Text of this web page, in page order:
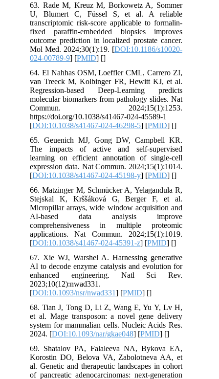
63. Rade M, Kreuz M, Borkowetz A, Sommer
U, Blumert C, Füssel S, et al. A reliable
transcriptomic risk-score applicable to formalin-
fixed paraffin-embedded biopsies improves
outcome prediction in localized prostate cancer.
Mol Med. 2024;30(1):19. [DOI:10.1186/s10020-
024-00789-9] [PMID] [
64. El Nahhas OSM, Loeffler CML, Carrero ZI,
van Treeck M, Kolbinger FR, Hewitt KJ, et al.
Regression-based Deep-Learning predicts
molecular biomarkers from pathology slides. Nat
Commun. 2024;15(1):1253.
https://doi.org/10.1038/s41467-024-45589-1
[DOI:10.1038/s41467-024-46298-5] [PMID] [
65. Geuenich MJ, Gong DW, Campbell KR.
The impacts of active and self-supervised
learning on efficient annotation of single-cell
expression data. Nat Commun. 2024;15(1):1014.
[DOI:10.1038/s41467-024-45198-y] [PMID] [
66. Matzinger M, Schmücker A, Yelagandula R,
Stejskal K, Krššáková G, Berger F, et al.
Micropillar arrays, wide window acquisition and
AI-based data analysis improve
comprehensiveness in multiple proteomic
applications. Nat Commun. 2024;15(1):1019.
[DOI:10.1038/s41467-024-45391-z] [PMID] [
67. Xie WJ, Warshel A. Harnessing generative
AI to decode enzyme catalysis and evolution for
enhanced engineering. Natl Sci Rev.
2023;10(12):nwad331.
[DOI:10.1093/nsr/nwad331] [PMID] [
68. Tian J, Tong D, Li Z, Wang E, Yu Y, Lv H,
et al. Mage transposon: a novel gene delivery
system for mammalian cells. Nucleic Acids Res.
2024. [DOI:10.1093/nar/gkae048] [PMID] [
69. Shatalov PA, Falaleeva NA, Bykova EA,
Korostin DO, Belova VA, Zabolotneva AA, et
al. Genetic and therapeutic landscapes in cohort
of pancreatic adenocarcinomas: next-generation